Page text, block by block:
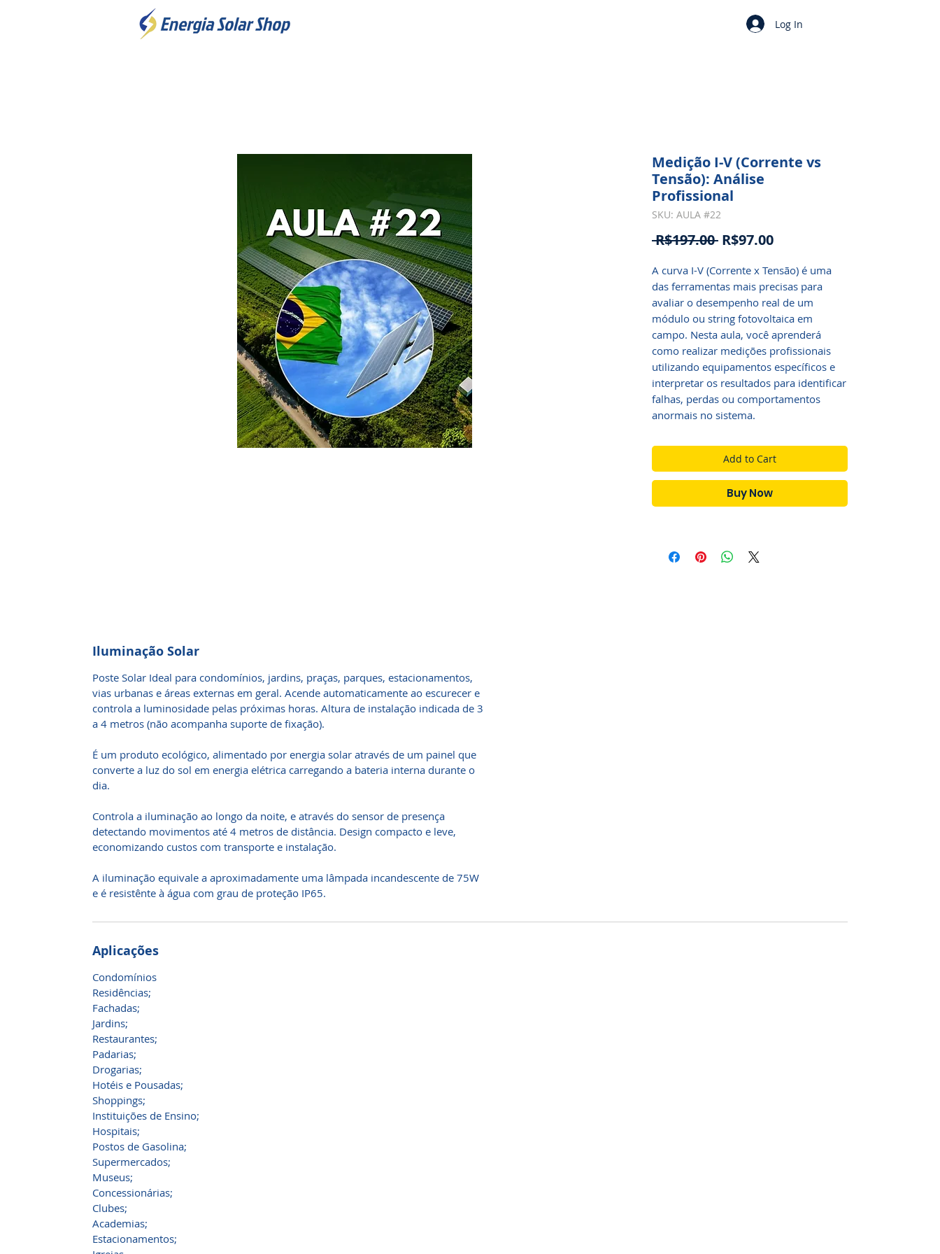
Log In
Medição I-V (Corrente vs
Tensão): Análise
Profissional
SKU: AULA #22
R$197.00 Regular
R$97.00Sale
A curva I-V (Corrente x Tensão) é uma
das ferramentas mais precisas para
avaliar o desempenho real de um
módulo ou string fotovoltaica em
campo. Nesta aula, você aprenderá
como realizar medições profissionais
utilizando equipamentos específicos e
interpretar os resultados para identificar
falhas, perdas ou comportamentos
anormais no sistema.
Add to Cart
Buy Now
Iluminação Solar
Poste Solar Ideal para condomínios, jardins, praças, parques, estacionamentos,
vias urbanas e áreas externas em geral. Acende automaticamente ao escurecer e
controla a luminosidade pelas próximas horas. Altura de instalação indicada de 3
a 4 metros (não acompanha suporte de fixação).
É um produto ecológico, alimentado por energia solar através de um painel que
converte a luz do sol em energia elétrica carregando a bateria interna durante o
dia.
Controla a iluminação ao longo da noite, e através do sensor de presença
detectando movimentos até 4 metros de distância. Design compacto e leve,
economizando custos com transporte e instalação.
A iluminação equivale a aproximadamente uma lâmpada incandescente de 75W
e é resistênte à água com grau de proteção IP65.
Aplicações
Condomínios
Residências;
Fachadas;
Jardins;
Restaurantes;
Padarias;
Drogarias;
Hotéis e Pousadas;
Shoppings;
Instituições de Ensino;
Hospitais;
Postos de Gasolina;
Supermercados;
Museus;
Concessionárias;
Clubes;
Academias;
Estacionamentos;